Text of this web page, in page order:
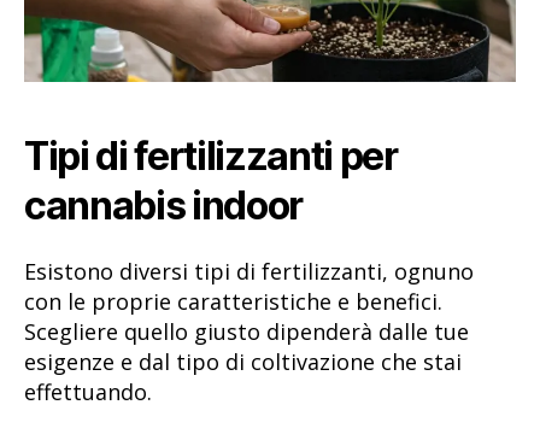
Tipi di fertilizzanti per
cannabis indoor
Esistono diversi tipi di fertilizzanti, ognuno
con le proprie caratteristiche e benefici.
Scegliere quello giusto dipenderà dalle tue
esigenze e dal tipo di coltivazione che stai
effettuando.